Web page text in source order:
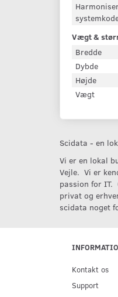
Vægt &
Bredde
Dybde
Højde
Vægt
Scidata - en
Vi er en lokal
Vejle. Vi er
passion for IT.
privat og
scidata noget
Kontakt os
Support